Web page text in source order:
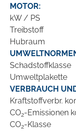
MOTOR:
kW / PS
Treibstoff
Hubraum
Schadstoffklasse
Umweltplakette
VERBRAUCH
Kraftstoffverbr.
CO2-Emissionen
CO2-Klasse